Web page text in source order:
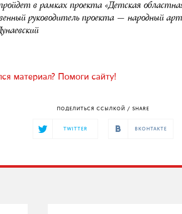
в рамках проекта «Детская
руководитель проекта — народный
материал? Помоги сайту!
ПОДЕЛИТЬСЯ ССЫЛКОЙ / SHARE
TWITTER ВКОНТАКТЕ